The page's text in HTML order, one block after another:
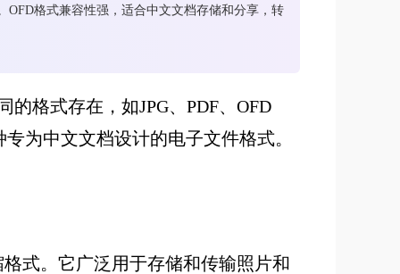
OFD格式兼容性强，适合中文文档存储和分享，转
格式存在，如JPG、PDF、OFD
为中文文档设计的电子文件格式。
格式。它广泛用于存储和传输照片和